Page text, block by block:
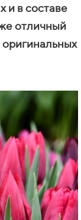
и в составе
отличный